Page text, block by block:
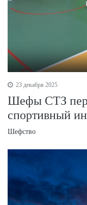
23 декабря 2025
Шефы СТЗ
спортивный
Шефство